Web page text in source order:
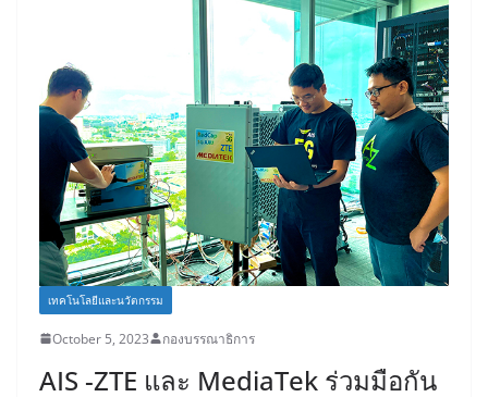
เทคโนโลยีและนวัตกรรม
October 5, 2023 กองบรรณาธิการ
AIS -ZTE และ MediaTek ร่วมมือกัน